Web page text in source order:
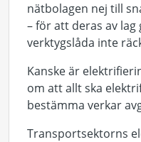
nätbolagen nej till
– för att deras av lag
verktygslåda inte
Kanske är
om att allt ska
bestämma verkar
Transportsektorns